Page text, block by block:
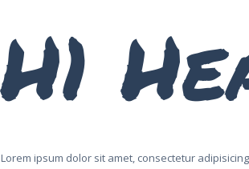
H1
Lorem ipsum dolor sit amet, consectetur